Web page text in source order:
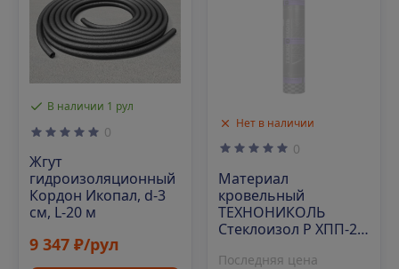
В наличии 1 рул
0
Жгут
гидроизоляционный
Кордон Икопал, d-3
см, L-20 м
9 347 ₽/рул
Нет в наличии
0
Материал
кровельный
ТЕХНОНИКОЛЬ
Стеклоизол Р ХПП-2,1
Последняя цена